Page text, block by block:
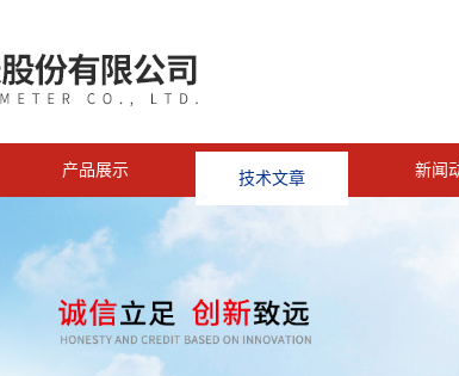
产品展示 技术文章 新闻